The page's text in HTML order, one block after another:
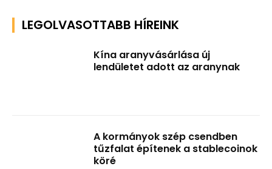
LEGOLVASOTTABB HÍREINK
Kína aranyvásárlása új
lendületet adott az aranynak
A kormányok szép csendben
tűzfalat építenek a stablecoinok
köré